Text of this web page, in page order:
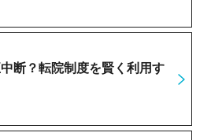
断？転院制度を賢く利用す